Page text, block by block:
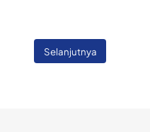
Selanjutnya